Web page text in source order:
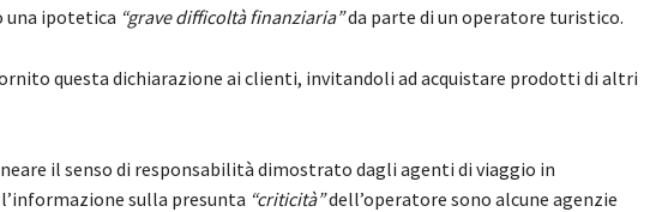
una ipotetica “grave difficoltà finanziaria”da parte di un operatore turistico.
questa dichiarazione ai clienti, invitandoli ad acquistare prodotti di altri
il senso di responsabilità dimostrato dagli agenti di viaggio in
sulla presunta “criticità”dell’operatore sono alcune agenzie